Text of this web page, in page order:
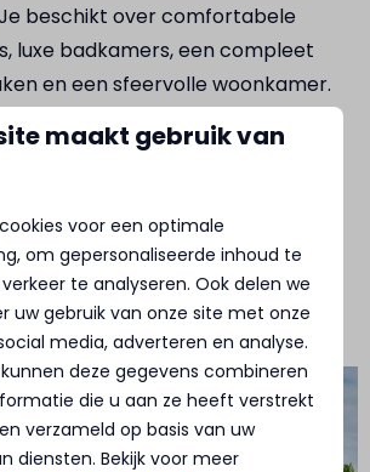
beschikt over comfortabele
luxe badkamers, een compleet
en een sfeervolle woonkamer.
door water. Elke villa
het water met veel privacy en
de villa. Gegarandeerd een fijn
jevakantie aan de Loosdrechtse
Plassen.
maakt gebruik van
voor een optimale
om gepersonaliseerde inhoud te
te analyseren. Ook delen we
uw gebruik van onze site met onze
media, adverteren en analyse.
deze gegevens combineren
die u aan ze heeft verstrekt
verzameld op basis van uw
diensten. Bekijk voor meer